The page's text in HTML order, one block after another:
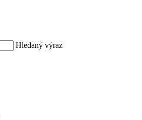
Hledaný výraz